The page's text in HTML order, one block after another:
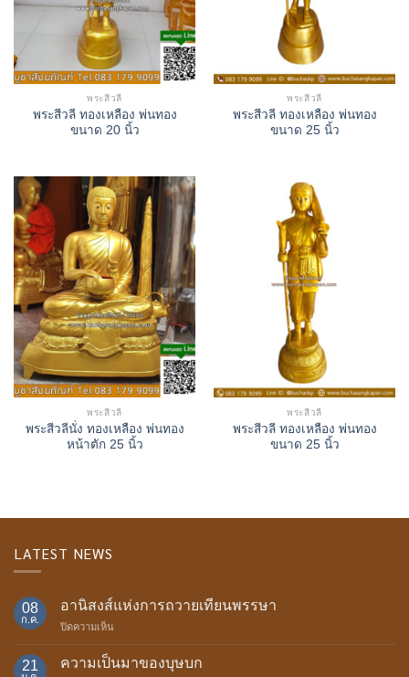
พระสีวลี
พระสีวลี ทองเหลือง พ่นทอง
ขนาด 20 นิ้ว
พระสีวลี
พระสีวลี ทองเหลือง พ่นทอง
ขนาด 25 นิ้ว
พระสีวลี
พระสีวลีนั่ง ทองเหลือง พ่นทอง
หน้าตัก 25 นิ้ว
พระสีวลี
พระสีวลี ทองเหลือง พ่นทอง
ขนาด 25 นิ้ว
LATEST NEWS
08
ก.ค.
อานิสงส์แห่งการถวายเทียนพรรษา
ปิดความเห็น
21 ความเป็นมาของบุษบก